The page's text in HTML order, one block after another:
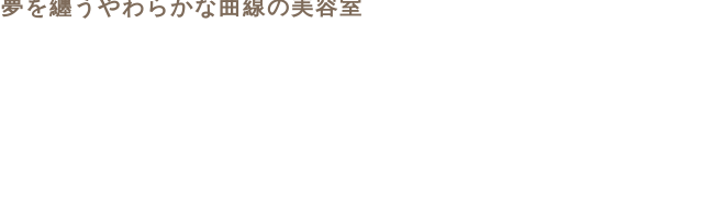
夢を纏うやわらかな曲線の美容室